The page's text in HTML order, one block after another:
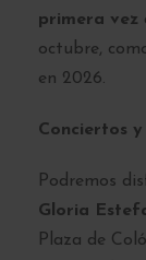
primera vez
octubre,
en 2026.
Conciertos
Podremos
Gloria
Plaza de